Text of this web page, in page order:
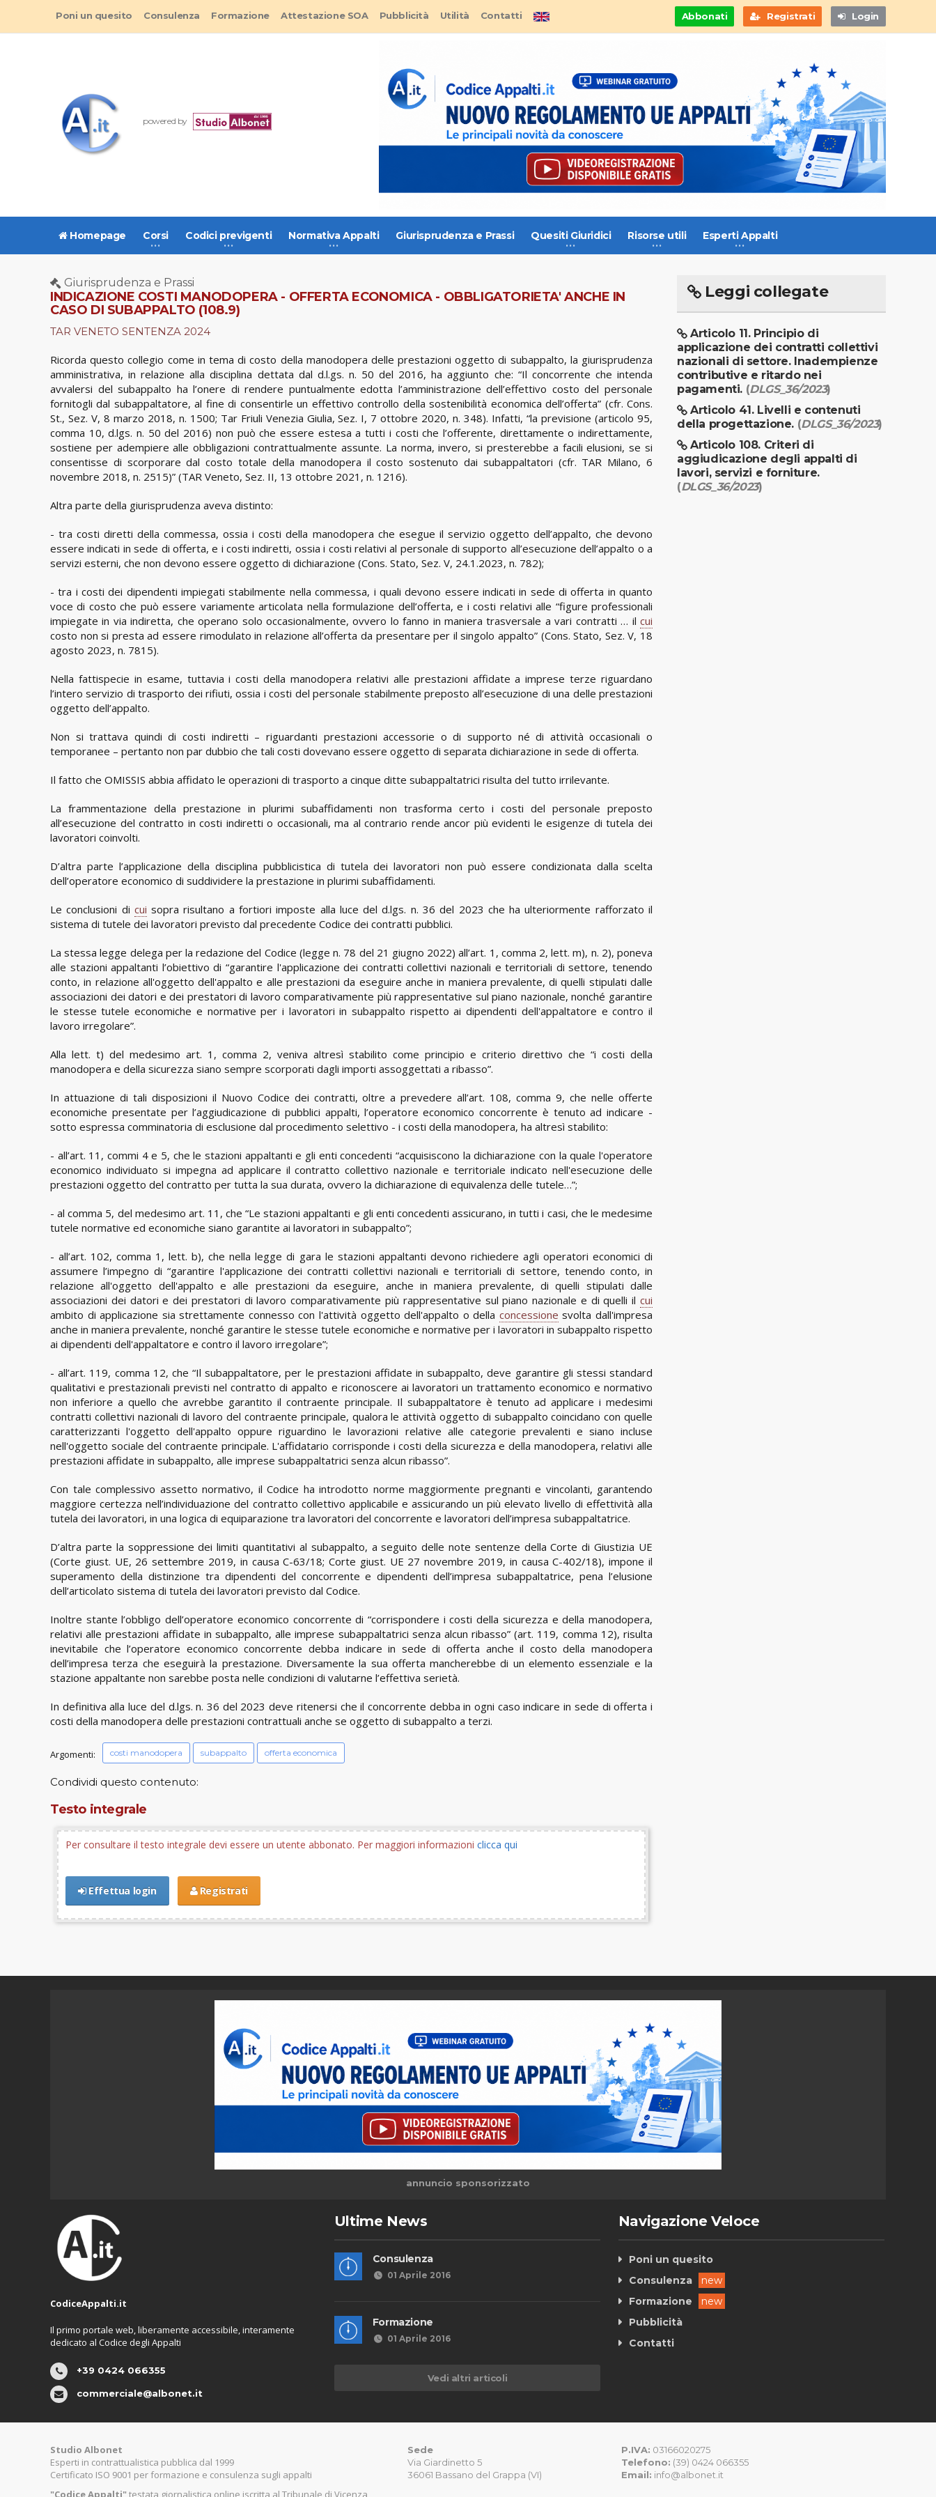
Abbonati Registrati Login
Poni un quesito Consulenza Formazione Attestazione SOA Pubblicità Utilità Contatti
powered by
Homepage Corsi Codici previgenti Normativa Appalti Giurisprudenza e Prassi Quesiti Giuridici Risorse utili Esperti Appalti
Giurisprudenza e Prassi
INDICAZIONE COSTI MANODOPERA - OFFERTA ECONOMICA - OBBLIGATORIETA' ANCHE IN
CASO DI SUBAPPALTO (108.9)
TAR VENETO SENTENZA 2024
Ricorda questo collegio come in tema di costo della manodopera delle prestazioni oggetto di subappalto, la giurisprudenza
amministrativa, in relazione alla disciplina dettata dal d.l.gs. n. 50 del 2016, ha aggiunto che: “Il concorrente che intenda
avvalersi del subappalto ha l’onere di rendere puntualmente edotta l’amministrazione dell’effettivo costo del personale
fornitogli dal subappaltatore, al fine di consentirle un effettivo controllo della sostenibilità economica dell’offerta” (cfr. Cons.
St., Sez. V, 8 marzo 2018, n. 1500; Tar Friuli Venezia Giulia, Sez. I, 7 ottobre 2020, n. 348). Infatti, “la previsione (articolo 95,
comma 10, d.lgs. n. 50 del 2016) non può che essere estesa a tutti i costi che l’offerente, direttamente o indirettamente,
sostiene per adempiere alle obbligazioni contrattualmente assunte. La norma, invero, si presterebbe a facili elusioni, se si
consentisse di scorporare dal costo totale della manodopera il costo sostenuto dai subappaltatori (cfr. TAR Milano, 6
novembre 2018, n. 2515)” (TAR Veneto, Sez. II, 13 ottobre 2021, n. 1216).
Altra parte della giurisprudenza aveva distinto:
- tra costi diretti della commessa, ossia i costi della manodopera che esegue il servizio oggetto dell’appalto, che devono
essere indicati in sede di offerta, e i costi indiretti, ossia i costi relativi al personale di supporto all’esecuzione dell’appalto o a
servizi esterni, che non devono essere oggetto di dichiarazione (Cons. Stato, Sez. V, 24.1.2023, n. 782);
- tra i costi dei dipendenti impiegati stabilmente nella commessa, i quali devono essere indicati in sede di offerta in quanto
voce di costo che può essere variamente articolata nella formulazione dell’offerta, e i costi relativi alle “figure professionali
impiegate in via indiretta, che operano solo occasionalmente, ovvero lo fanno in maniera trasversale a vari contratti … il cui
costo non si presta ad essere rimodulato in relazione all’offerta da presentare per il singolo appalto” (Cons. Stato, Sez. V, 18
agosto 2023, n. 7815).
Nella fattispecie in esame, tuttavia i costi della manodopera relativi alle prestazioni affidate a imprese terze riguardano
l’intero servizio di trasporto dei rifiuti, ossia i costi del personale stabilmente preposto all’esecuzione di una delle prestazioni
oggetto dell’appalto.
Non si trattava quindi di costi indiretti – riguardanti prestazioni accessorie o di supporto né di attività occasionali o
temporanee – pertanto non par dubbio che tali costi dovevano essere oggetto di separata dichiarazione in sede di offerta.
Il fatto che OMISSIS abbia affidato le operazioni di trasporto a cinque ditte subappaltatrici risulta del tutto irrilevante.
La frammentazione della prestazione in plurimi subaffidamenti non trasforma certo i costi del personale preposto
all’esecuzione del contratto in costi indiretti o occasionali, ma al contrario rende ancor più evidenti le esigenze di tutela dei
lavoratori coinvolti.
D’altra parte l’applicazione della disciplina pubblicistica di tutela dei lavoratori non può essere condizionata dalla scelta
dell’operatore economico di suddividere la prestazione in plurimi subaffidamenti.
Le conclusioni di cui sopra risultano a fortiori imposte alla luce del d.lgs. n. 36 del 2023 che ha ulteriormente rafforzato il
sistema di tutele dei lavoratori previsto dal precedente Codice dei contratti pubblici.
La stessa legge delega per la redazione del Codice (legge n. 78 del 21 giugno 2022) all’art. 1, comma 2, lett. m), n. 2), poneva
alle stazioni appaltanti l’obiettivo di “garantire l'applicazione dei contratti collettivi nazionali e territoriali di settore, tenendo
conto, in relazione all'oggetto dell'appalto e alle prestazioni da eseguire anche in maniera prevalente, di quelli stipulati dalle
associazioni dei datori e dei prestatori di lavoro comparativamente più rappresentative sul piano nazionale, nonché garantire
le stesse tutele economiche e normative per i lavoratori in subappalto rispetto ai dipendenti dell'appaltatore e contro il
lavoro irregolare”.
Alla lett. t) del medesimo art. 1, comma 2, veniva altresì stabilito come principio e criterio direttivo che “i costi della
manodopera e della sicurezza siano sempre scorporati dagli importi assoggettati a ribasso”.
In attuazione di tali disposizioni il Nuovo Codice dei contratti, oltre a prevedere all’art. 108, comma 9, che nelle offerte
economiche presentate per l’aggiudicazione di pubblici appalti, l’operatore economico concorrente è tenuto ad indicare -
sotto espressa comminatoria di esclusione dal procedimento selettivo - i costi della manodopera, ha altresì stabilito:
- all’art. 11, commi 4 e 5, che le stazioni appaltanti e gli enti concedenti “acquisiscono la dichiarazione con la quale l'operatore
economico individuato si impegna ad applicare il contratto collettivo nazionale e territoriale indicato nell'esecuzione delle
prestazioni oggetto del contratto per tutta la sua durata, ovvero la dichiarazione di equivalenza delle tutele…”;
- al comma 5, del medesimo art. 11, che “Le stazioni appaltanti e gli enti concedenti assicurano, in tutti i casi, che le medesime
tutele normative ed economiche siano garantite ai lavoratori in subappalto”;
- all’art. 102, comma 1, lett. b), che nella legge di gara le stazioni appaltanti devono richiedere agli operatori economici di
assumere l’impegno di “garantire l'applicazione dei contratti collettivi nazionali e territoriali di settore, tenendo conto, in
relazione all'oggetto dell'appalto e alle prestazioni da eseguire, anche in maniera prevalente, di quelli stipulati dalle
associazioni dei datori e dei prestatori di lavoro comparativamente più rappresentative sul piano nazionale e di quelli il cui
ambito di applicazione sia strettamente connesso con l'attività oggetto dell'appalto o della concessione svolta dall'impresa
anche in maniera prevalente, nonché garantire le stesse tutele economiche e normative per i lavoratori in subappalto rispetto
ai dipendenti dell'appaltatore e contro il lavoro irregolare”;
- all’art. 119, comma 12, che “Il subappaltatore, per le prestazioni affidate in subappalto, deve garantire gli stessi standard
qualitativi e prestazionali previsti nel contratto di appalto e riconoscere ai lavoratori un trattamento economico e normativo
non inferiore a quello che avrebbe garantito il contraente principale. Il subappaltatore è tenuto ad applicare i medesimi
contratti collettivi nazionali di lavoro del contraente principale, qualora le attività oggetto di subappalto coincidano con quelle
caratterizzanti l'oggetto dell'appalto oppure riguardino le lavorazioni relative alle categorie prevalenti e siano incluse
nell'oggetto sociale del contraente principale. L'affidatario corrisponde i costi della sicurezza e della manodopera, relativi alle
prestazioni affidate in subappalto, alle imprese subappaltatrici senza alcun ribasso”.
Con tale complessivo assetto normativo, il Codice ha introdotto norme maggiormente pregnanti e vincolanti, garantendo
maggiore certezza nell’individuazione del contratto collettivo applicabile e assicurando un più elevato livello di effettività alla
tutela dei lavoratori, in una logica di equiparazione tra lavoratori del concorrente e lavoratori dell’impresa subappaltatrice.
D’altra parte la soppressione dei limiti quantitativi al subappalto, a seguito delle note sentenze della Corte di Giustizia UE
(Corte giust. UE, 26 settembre 2019, in causa C-63/18; Corte giust. UE 27 novembre 2019, in causa C-402/18), impone il
superamento della distinzione tra dipendenti del concorrente e dipendenti dell’impresa subappaltatrice, pena l’elusione
dell’articolato sistema di tutela dei lavoratori previsto dal Codice.
Inoltre stante l’obbligo dell’operatore economico concorrente di “corrispondere i costi della sicurezza e della manodopera,
relativi alle prestazioni affidate in subappalto, alle imprese subappaltatrici senza alcun ribasso” (art. 119, comma 12), risulta
inevitabile che l’operatore economico concorrente debba indicare in sede di offerta anche il costo della manodopera
dell’impresa terza che eseguirà la prestazione. Diversamente la sua offerta mancherebbe di un elemento essenziale e la
stazione appaltante non sarebbe posta nelle condizioni di valutarne l’effettiva serietà.
In definitiva alla luce del d.lgs. n. 36 del 2023 deve ritenersi che il concorrente debba in ogni caso indicare in sede di offerta i
costi della manodopera delle prestazioni contrattuali anche se oggetto di subappalto a terzi.
Argomenti: costi manodopera subappalto offerta economica
Condividi questo contenuto:
Testo integrale
Per consultare il testo integrale devi essere un utente abbonato. Per maggiori informazioni clicca qui
Effettua login Registrati
Leggi collegate
Articolo 11. Principio di
applicazione dei contratti collettivi
nazionali di settore. Inadempienze
contributive e ritardo nei
pagamenti. (DLGS_36/2023)
Articolo 41. Livelli e contenuti
della progettazione. (DLGS_36/2023)
Articolo 108. Criteri di
aggiudicazione degli appalti di
lavori, servizi e forniture.
(DLGS_36/2023)
annuncio sponsorizzato
CodiceAppalti.it
Il primo portale web, liberamente accessibile, interamente
dedicato al Codice degli Appalti
+39 0424 066355
commerciale@albonet.it
Ultime News
Consulenza
01 Aprile 2016
Formazione
01 Aprile 2016
Vedi altri articoli
Navigazione Veloce
Poni un quesito
Consulenza
new
Formazione
new
Pubblicità
Contatti
Studio Albonet
Esperti in contrattualistica pubblica dal 1999
Certificato ISO 9001 per formazione e consulenza sugli appalti
"Codice Appalti"testata giornalistica online iscritta al Tribunale di Vicenza
Sede
Via Giardinetto 5
36061 Bassano del Grappa (VI)
P.IVA: 03166020275
Telefono: (39) 0424 066355
Email: info@albonet.it